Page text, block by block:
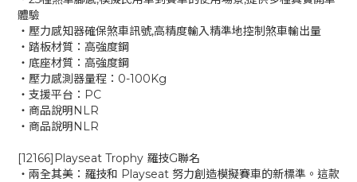
體驗
‧壓力感知器確保煞車訊號,高精度輸入精準地控制煞車輸出量
‧踏板材質：高強度鋼
‧底座材質：高強度鋼
‧壓力感測器量程：0-100Kg
‧支援平台：PC
‧商品說明NLR
‧商品說明NLR
[12166]Playseat Trophy 羅技G聯名
‧兩全其美：羅技和 Playseat 努力創造模擬賽車的新標準。這款